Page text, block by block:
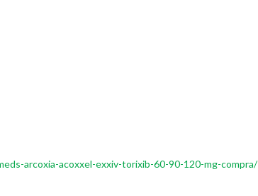
arcoxia-acoxxel-exxiv-torixib-60-90-120-mg-compra/